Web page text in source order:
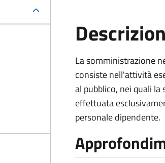
La somministrazione
consiste nell'attività
al pubblico, nei quali
effettuata
personale dipendente.